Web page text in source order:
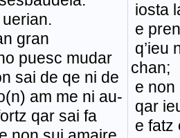
gran
puesc mudar
sai de qe ni de
am me ni au-
qar sai fa
iosta
e
q’ieu
chan;
e non
qar
e fatz